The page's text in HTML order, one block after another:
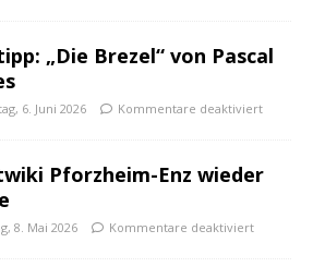
„Die Brezel“ von Pascal
6. Juni 2026 Kommentare deaktiviert
Pforzheim-Enz wieder
8. Mai 2026 Kommentare deaktiviert